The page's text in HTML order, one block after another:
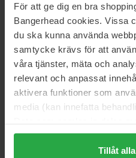
För att ge dig en bra
Bangerhead cookies. Vissa
du ska kunna använda
samtycke krävs för att
våra tjänster, mäta och
relevant och anpassat
aktivera funktioner som
media (kan innefatta
Genom att trycka på "Tillåt
alla cookies, medan du
Tillåt
By Terry
Brightening CC Foundation
30 ml
849 kr
Erborian
CC Dull Correct
288 kr